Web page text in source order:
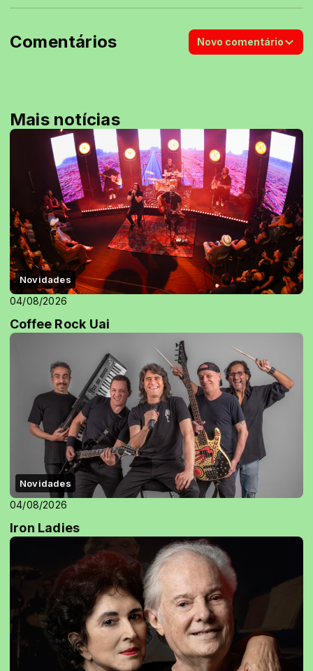
Comentários Novo comentário
Mais notícias
Novidades
04/08/2026
Coffee Rock Uai
Novidades
04/08/2026
Iron Ladies